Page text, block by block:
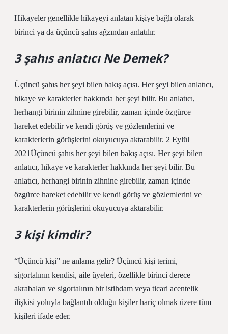
Hikayeler genellikle hikayeyi anlatan kişiye bağlı olarak
birinci ya da üçüncü şahıs ağzından anlatılır.
3 şahıs anlatıcı Ne Demek?
Üçüncü şahıs her şeyi bilen bakış açısı. Her şeyi bilen anlatıcı,
hikaye ve karakterler hakkında her şeyi bilir. Bu anlatıcı,
herhangi birinin zihnine girebilir, zaman içinde özgürce
hareket edebilir ve kendi görüş ve gözlemlerini ve
karakterlerin görüşlerini okuyucuya aktarabilir. 2 Eylül
2021Üçüncü şahıs her şeyi bilen bakış açısı. Her şeyi bilen
anlatıcı, hikaye ve karakterler hakkında her şeyi bilir. Bu
anlatıcı, herhangi birinin zihnine girebilir, zaman içinde
özgürce hareket edebilir ve kendi görüş ve gözlemlerini ve
karakterlerin görüşlerini okuyucuya aktarabilir.
3 kişi kimdir?
“Üçüncü kişi” ne anlama gelir? Üçüncü kişi terimi,
sigortalının kendisi, aile üyeleri, özellikle birinci derece
akrabaları ve sigortalının bir istihdam veya ticari acentelik
ilişkisi yoluyla bağlantılı olduğu kişiler hariç olmak üzere tüm
kişileri ifade eder.